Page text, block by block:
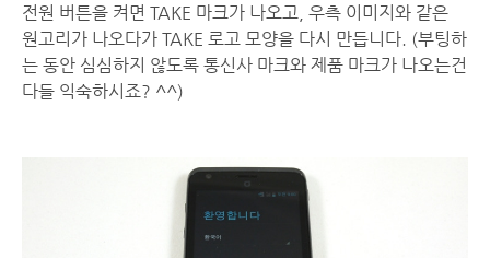
전원 버튼을 켜면 TAKE 마크가 나오고, 우측 이미지와 같은
원고리가 나오다가 TAKE 로고 모양을 다시 만듭니다. (부팅하
는 동안 심심하지 않도록 통신사 마크와 제품 마크가 나오는건
다들 익숙하시죠? ^^)